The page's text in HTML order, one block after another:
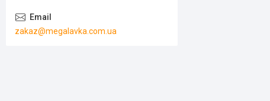
zakaz@megalavka.com.ua